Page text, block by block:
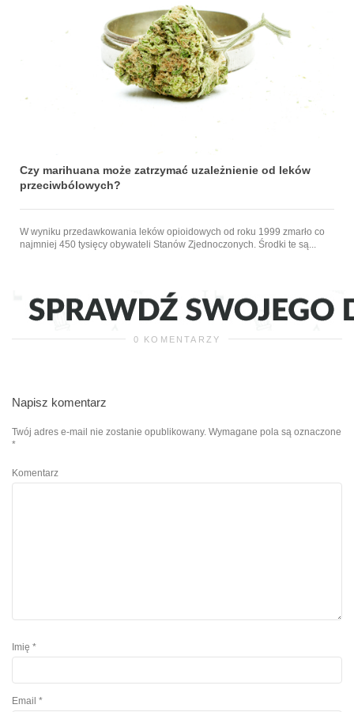
Czy marihuana może zatrzymać uzależnienie od leków
przeciwbólowych?
W wyniku przedawkowania leków opioidowych od roku 1999 zmarło co
najmniej 450 tysięcy obywateli Stanów Zjednoczonych. Środki te są...
0 KOMENTARZY
Napisz komentarz
Twój adres e-mail nie zostanie opublikowany. Wymagane pola są oznaczone
*
Komentarz
Imię *
Email *